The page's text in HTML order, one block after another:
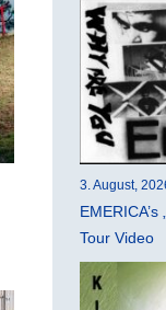
3. August,
Tour Video